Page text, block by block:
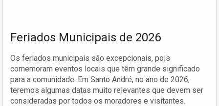
Feriados Municipais de 2026
Os feriados municipais são excepcionais, pois
comemoram eventos locais que têm grande significado
para a comunidade. Em Santo André, no ano de 2026,
teremos algumas datas muito relevantes que devem ser
consideradas por todos os moradores e visitantes.